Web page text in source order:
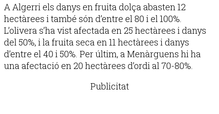
A Algerri els danys en fruita dolça abasten 12
hectàrees i també són d’entre el 80 i el 100%.
L’olivera s’ha vist afectada en 25 hectàrees i danys
del 50%, i la fruita seca en 11 hectàrees i danys
d’entre el 40 i 50%. Per últim, a Menàrguens hi ha
una afectació en 20 hectàrees d’ordi al 70-80%.
Publicitat